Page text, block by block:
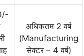
अधिकतम 2 वर्ष
(Manufacturing
सेक्टर – 4 वर्ष)